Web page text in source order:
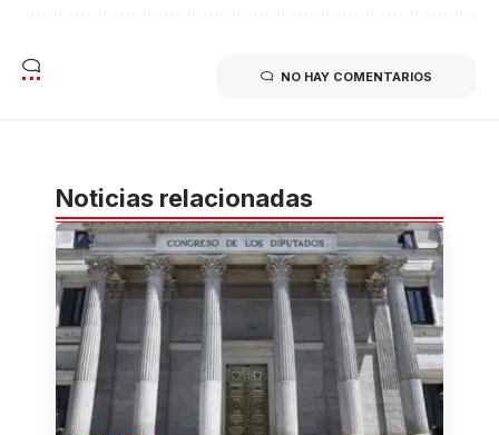
NO HAY COMENTARIOS
Noticias relacionadas